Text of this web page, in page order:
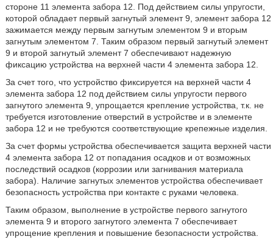
стороне 11 элемента забора 12. Под действием силы упругости,
которой обладает первый загнутый элемент 9, элемент забора 12
зажимается между первым загнутым элементом 9 и вторым
загнутым элементом 7. Таким образом первый загнутый элемент
9 и второй загнутый элемент 7 обеспечивают надежную
фиксацию устройства на верхней части 4 элемента забора 12.
За счет того, что устройство фиксируется на верхней части 4
элемента забора 12 под действием силы упругости первого
загнутого элемента 9, упрощается крепление устройства, т.к. не
требуется изготовление отверстий в устройстве и в элементе
забора 12 и не требуются соответствующие крепежные изделия.
За счет формы устройства обеспечивается защита верхней части
4 элемента забора 12 от попадания осадков и от возможных
последствий осадков (коррозии или загнивания материала
забора). Наличие загнутых элементов устройства обеспечивает
безопасность устройства при контакте с руками человека.
Таким образом, выполнение в устройстве первого загнутого
элемента 9 и второго загнутого элемента 7 обеспечивает
упрощение крепления и повышение безопасности устройства.